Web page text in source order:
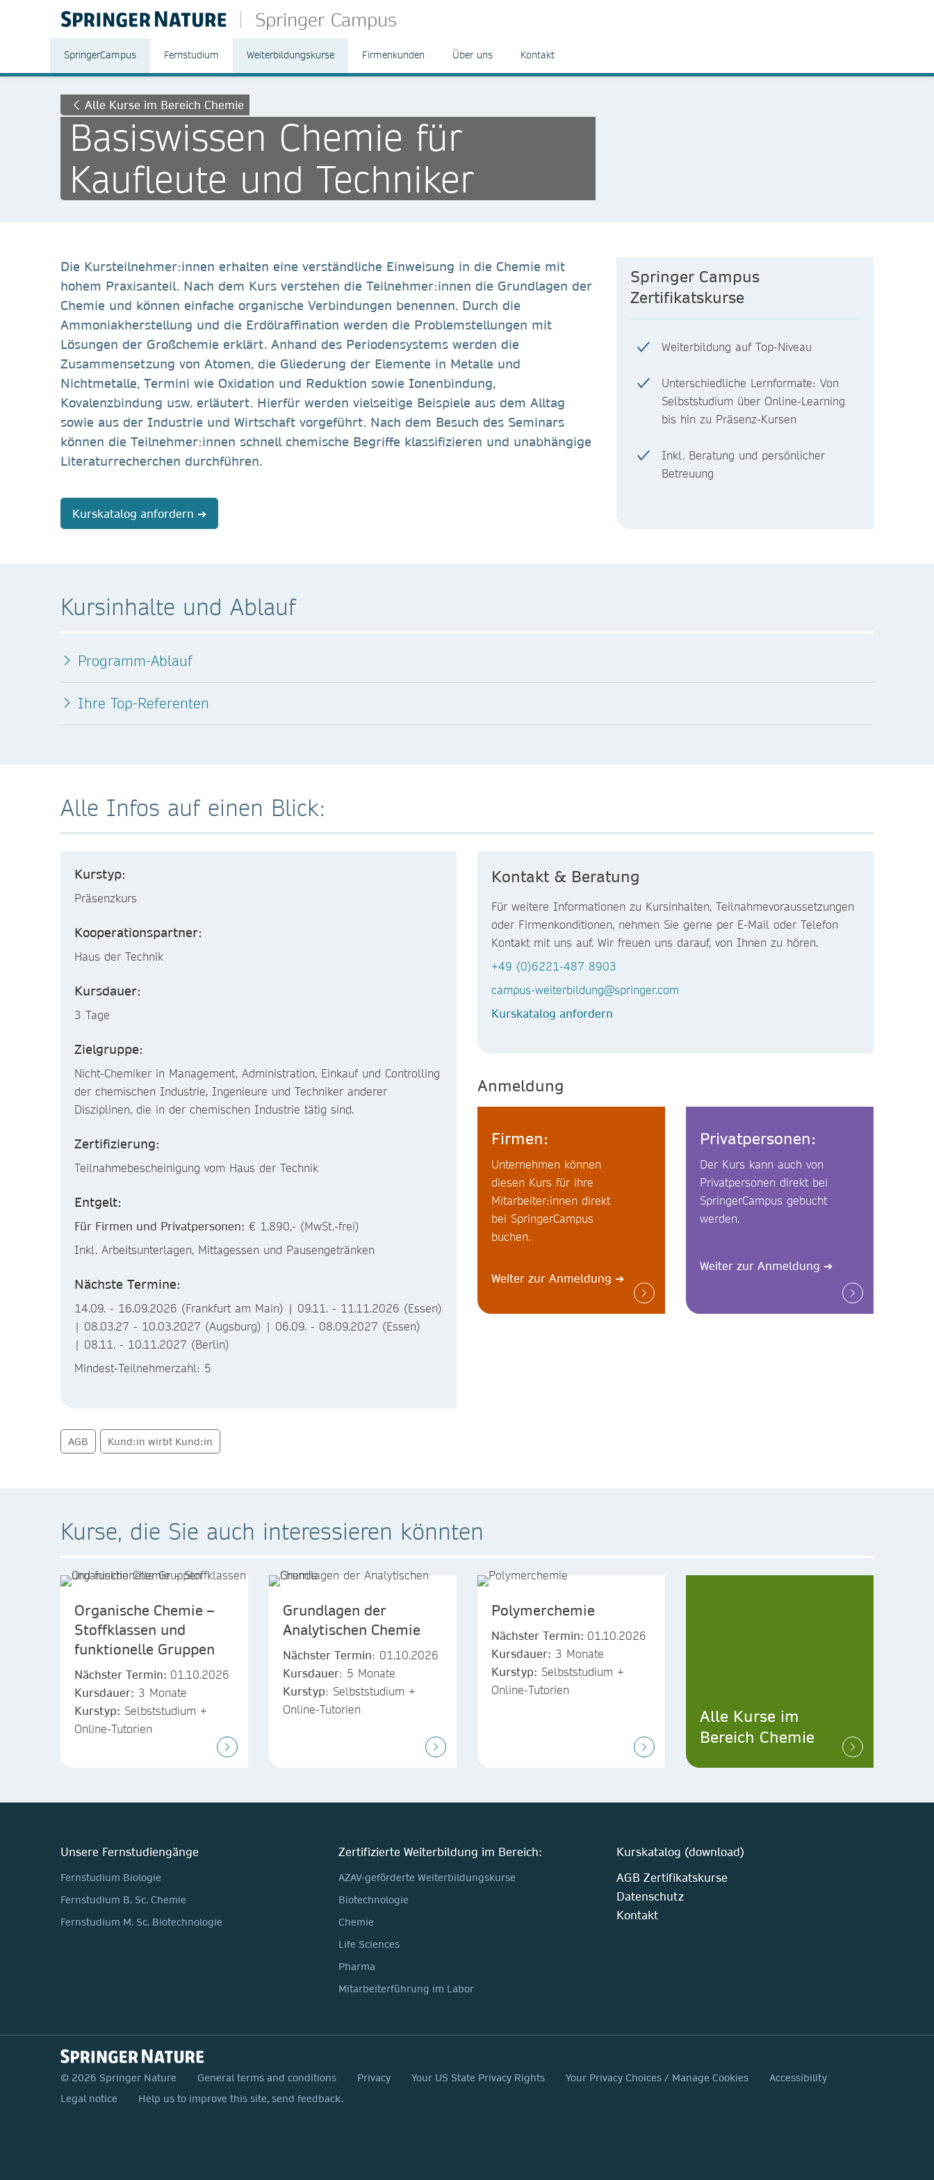
Springer Campus
SpringerCampus Fernstudium Weiterbildungskurse Firmenkunden Über uns Kontakt
Alle Kurse im Bereich Chemie
Basiswissen Chemie für
Kaufleute und Techniker
Die Kursteilnehmer:innen erhalten eine verständliche Einweisung in die Chemie mit
hohem Praxisanteil. Nach dem Kurs verstehen die Teilnehmer:innen die Grundlagen der
Chemie und können einfache organische Verbindungen benennen. Durch die
Ammoniakherstellung und die Erdölraffination werden die Problemstellungen mit
Lösungen der Großchemie erklärt. Anhand des Periodensystems werden die
Zusammensetzung von Atomen, die Gliederung der Elemente in Metalle und
Nichtmetalle, Termini wie Oxidation und Reduktion sowie Ionenbindung,
Kovalenzbindung usw. erläutert. Hierfür werden vielseitige Beispiele aus dem Alltag
sowie aus der Industrie und Wirtschaft vorgeführt. Nach dem Besuch des Seminars
können die Teilnehmer:innen schnell chemische Begriffe klassifizieren und unabhängige
Literaturrecherchen durchführen.
Kurskatalog anfordern ➔
Springer Campus
Zertifikatskurse
Weiterbildung auf Top-Niveau
Unterschiedliche Lernformate: Von
Selbststudium über Online-Learning
bis hin zu Präsenz-Kursen
Inkl. Beratung und persönlicher
Betreuung
Kursinhalte und Ablauf
Programm-Ablauf
Ihre Top-Referenten
Alle Infos auf einen Blick:
Kurstyp:
Präsenzkurs
Kooperationspartner:
Haus der Technik
Kursdauer:
3 Tage
Zielgruppe:
Nicht-Chemiker in Management, Administration, Einkauf und Controlling
der chemischen Industrie, Ingenieure und Techniker anderer
Disziplinen, die in der chemischen Industrie tätig sind.
Zertifizierung:
Teilnahmebescheinigung vom Haus der Technik
Entgelt:
Für Firmen und Privatpersonen: € 1.890,- (MwSt.-frei)
Inkl. Arbeitsunterlagen, Mittagessen und Pausengetränken
Nächste Termine:
14.09. - 16.09.2026 (Frankfurt am Main) | 09.11. - 11.11.2026 (Essen)
| 08.03.27 - 10.03.2027 (Augsburg) | 06.09. - 08.09.2027 (Essen)
| 08.11. - 10.11.2027 (Berlin)
Mindest-Teilnehmerzahl: 5
AGB Kund:in wirbt Kund:in
Kontakt & Beratung
Für weitere Informationen zu Kursinhalten, Teilnahmevoraussetzungen
oder Firmenkonditionen, nehmen Sie gerne per E-Mail oder Telefon
Kontakt mit uns auf. Wir freuen uns darauf, von Ihnen zu hören.
+49 (0)6221-487 8903
campus-weiterbildung@springer.com
Kurskatalog anfordern
Anmeldung
Firmen:
Unternehmen können
diesen Kurs für ihre
Mitarbeiter:innen direkt
bei SpringerCampus
buchen.
Weiter zur Anmeldung ➔
Privatpersonen:
Der Kurs kann auch von
Privatpersonen direkt bei
SpringerCampus gebucht
werden.
Weiter zur Anmeldung ➔
Kurse, die Sie auch interessieren könnten
Organische Chemie –
Stoffklassen und
funktionelle Gruppen
Nächster Termin: 01.10.2026
Kursdauer: 3 Monate
Kurstyp: Selbststudium +
Online-Tutorien
Grundlagen der
Analytischen Chemie
Nächster Termin: 01.10.2026
Kursdauer: 5 Monate
Kurstyp: Selbststudium +
Online-Tutorien
Polymerchemie
Nächster Termin: 01.10.2026
Kursdauer: 3 Monate
Kurstyp: Selbststudium +
Online-Tutorien
Alle Kurse im
Bereich Chemie
Unsere Fernstudiengänge
Fernstudium Biologie
Fernstudium B. Sc. Chemie
Fernstudium M. Sc. Biotechnologie
Zertifizierte Weiterbildung im Bereich:
AZAV-geförderte Weiterbildungskurse
Biotechnologie
Chemie
Life Sciences
Pharma
Mitarbeiterführung im Labor
Kurskatalog (download)
AGB Zertifikatskurse
Datenschutz
Kontakt
© 2026 Springer Nature General terms and conditions Privacy Your US State Privacy Rights Your Privacy Choices / Manage Cookies
Accessibility
Legal notice
Help us to improve this site, send feedback.